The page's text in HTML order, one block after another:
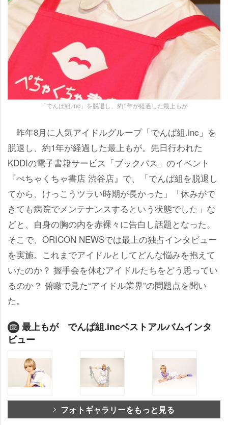
「でんぱ組.inc」を脱退し、約1年が経過した最上もが
昨年8月に人気アイドルグループ「でんぱ組.inc」を
脱退し、約1年が経過した最上もが。先日行われた
KDDIの電子書籍サービス「ブックパス」のイベント
『ぺちゃくちゃ書店 渋谷店』で、「でんぱ組を脱退し
てから、けっこうツラい時期が長かった」「休みがで
きても病院でメンテナンスするという状態でした」な
どと、自身の胸の内を赤裸々に告白し話題となった。
そこで、ORICON NEWSでは最上の独占インタビュー
を実施。これまでアイドルとしてどんな悩みを抱えて
いたのか？ 握手会を休むアイドルたちをどう思ってい
るのか？ 俯瞰で見た“アイドル業界”の問題点を聞い
た。
最上もが でんぱ組.incベストアルバムインタ
ビュー
フォトギャラリーをもっと見る